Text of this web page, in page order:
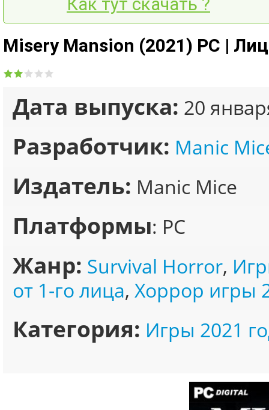
Как тут скачать ?
Misery Mansion (2021) PC |
Дата выпуска: 20
Разработчик: Manic
Издатель: Manic Mice
Платформы: PC
Жанр: Survival Horror,
от 1-го лица, Хоррор игры
Категория: Игры 2021